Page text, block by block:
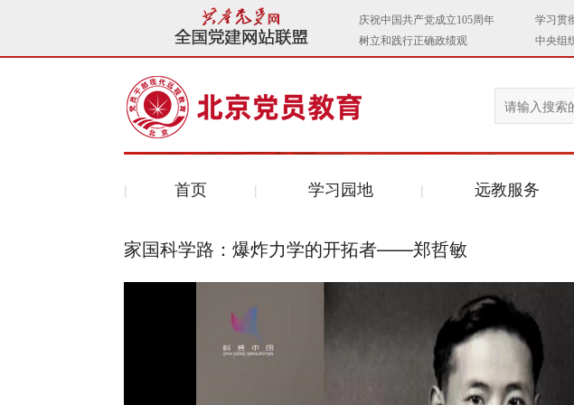
首页 学习园地 远教服务
家国科学路：爆炸力学的开拓者——郑哲敏